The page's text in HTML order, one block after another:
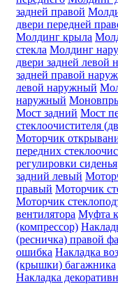
задней правой
двери передней
Молдинг крыла
стекла Молдинг
двери задней левой
задней правой
левой наружный
наружный
Мост задний Мост
стеклоочистителя
Моторчик
передних
регулировки сиденья
задний левый
правый Моторчик
Моторчик
вентилятора Муфта
(компрессор)
(ресничка) правой
ошибка Накладка
(крышки) багажника
Накладка